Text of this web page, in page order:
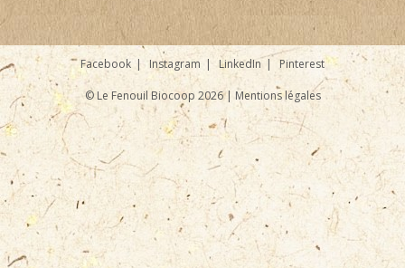
Facebook Instagram LinkedIn Pinterest
© Le Fenouil Biocoop 2026 | Mentions légales